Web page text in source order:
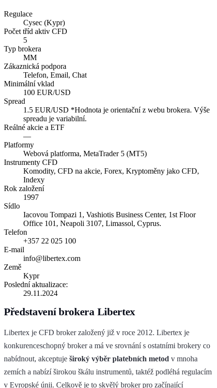
Regulace
Cysec (Kypr)
Počet tříd aktiv CFD
5
Typ brokera
MM
Zákaznická podpora
Telefon, Email, Chat
Minimální vklad
100 EUR/USD
Spread
1.5 EUR/USD *Hodnota je orientační z webu brokera. Výše
spreadu je variabilní.
Reálné akcie a ETF
—
Platformy
Webová platforma, MetaTrader 5 (MT5)
Instrumenty CFD
Komodity, CFD na akcie, Forex, Kryptoměny jako CFD,
Indexy
Rok založení
1997
Sídlo
Iacovou Tompazi 1, Vashiotis Business Center, 1st Floor
Office 101, Neapoli 3107, Limassol, Cyprus.
Telefon
+357 22 025 100
E-mail
info@libertex.com
Země
Kypr
Poslední aktualizace:
29.11.2024
Představení brokera Libertex
Libertex je CFD broker založený již v roce 2012. Libertex je
konkurenceschopný broker a má ve srovnání s ostatními brokery co
nabídnout, akceptuje široký výběr platebních metod v mnoha
zemích a nabízí širokou škálu instrumentů, taktéž podléhá regulacím
v Evropské únii. Celkově je to skvělý broker pro začínající